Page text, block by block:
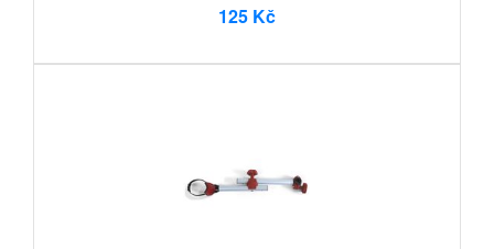
125 Kč